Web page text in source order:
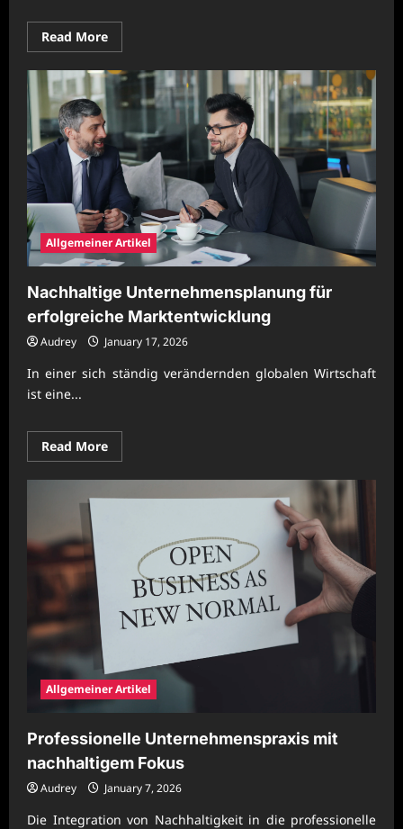
Read MoreRead
more
Nachhaltige
Unternehmenskonzepte
für
erfolgreiche
Kooperationen
Allgemeiner Artikel
Nachhaltige Unternehmensplanung für
erfolgreiche Marktentwicklung
Audrey January 17, 2026
In einer sich ständig verändernden globalen Wirtschaft
ist eine...
Read MoreRead
more
Nachhaltige
Unternehmensplanung
Marktentwicklung
Allgemeiner Artikel
Professionelle Unternehmenspraxis mit
nachhaltigem Fokus
Audrey January 7, 2026
Die Integration von Nachhaltigkeit in die professionelle